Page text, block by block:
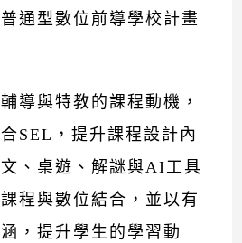
通型數位前導學校計畫
導與特教的課程動機，
SEL，提升課程設計內
、桌遊、解謎與AI工具
程與數位結合，並以有
，提升學生的學習動